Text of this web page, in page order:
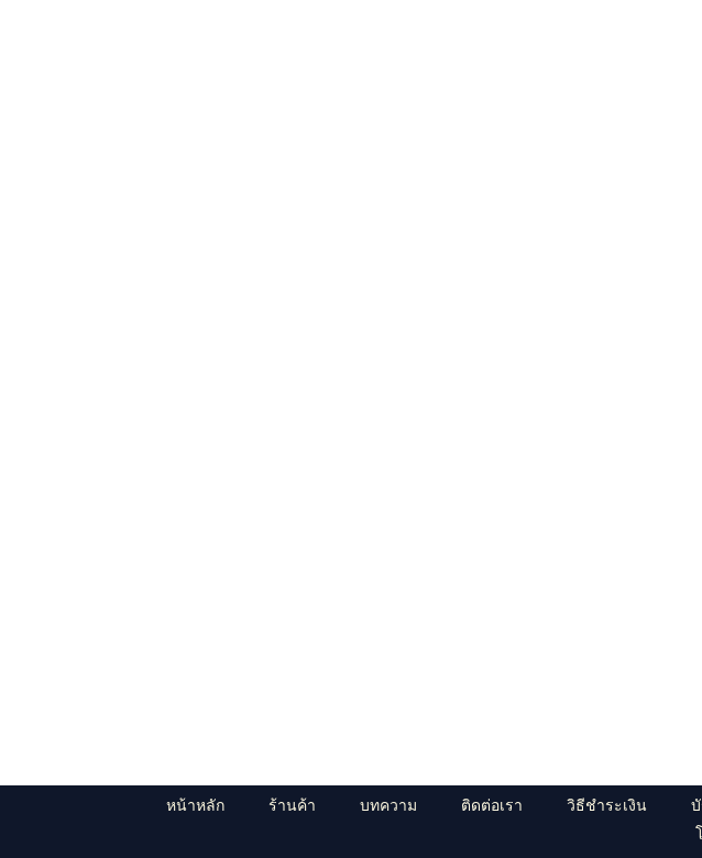
หน้าหลัก ร้านค้า บทความ ติดต่อเรา วิธีชำระเงิน